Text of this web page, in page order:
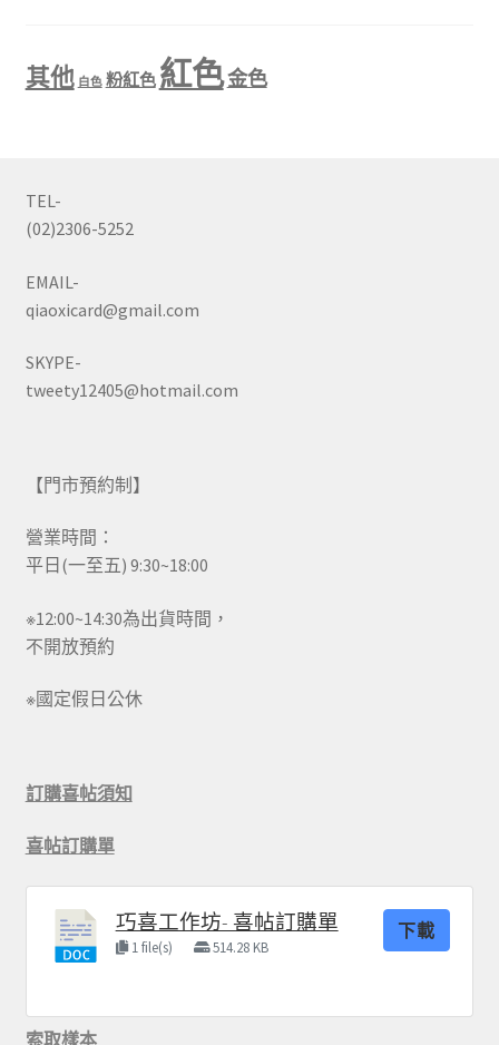
其他 白色 粉紅色 紅色金色
TEL-
(02)2306-5252
EMAIL-
qiaoxicard@gmail.com
SKYPE-
tweety12405@hotmail.com
【門市預約制】
營業時間：
平日(一至五) 9:30~18:00
※12:00~14:30為出貨時間，
不開放預約
※國定假日公休
訂購喜帖須知
喜帖訂購單
巧喜工作坊- 喜帖訂購單
1 file(s) 514.28 KB
下載
索取樣本